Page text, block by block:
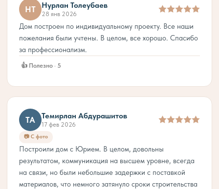
НТ Нурлан Толеубаев
28 янв 2026
Дом построен по индивидуальному проекту. Все наши
пожелания были учтены. В целом, все хорошо. Спасибо
за профессионализм.
👍 Полезно · 5
ТА Темирлан Абдурашитов
17 фев 2026
📷 С фото
Построили дом с Юрием. В целом, довольны
результатом, коммуникация на высшем уровне, всегда
на связи, но были небольшие задержки с поставкой
материалов, что немного затянуло сроки строительства